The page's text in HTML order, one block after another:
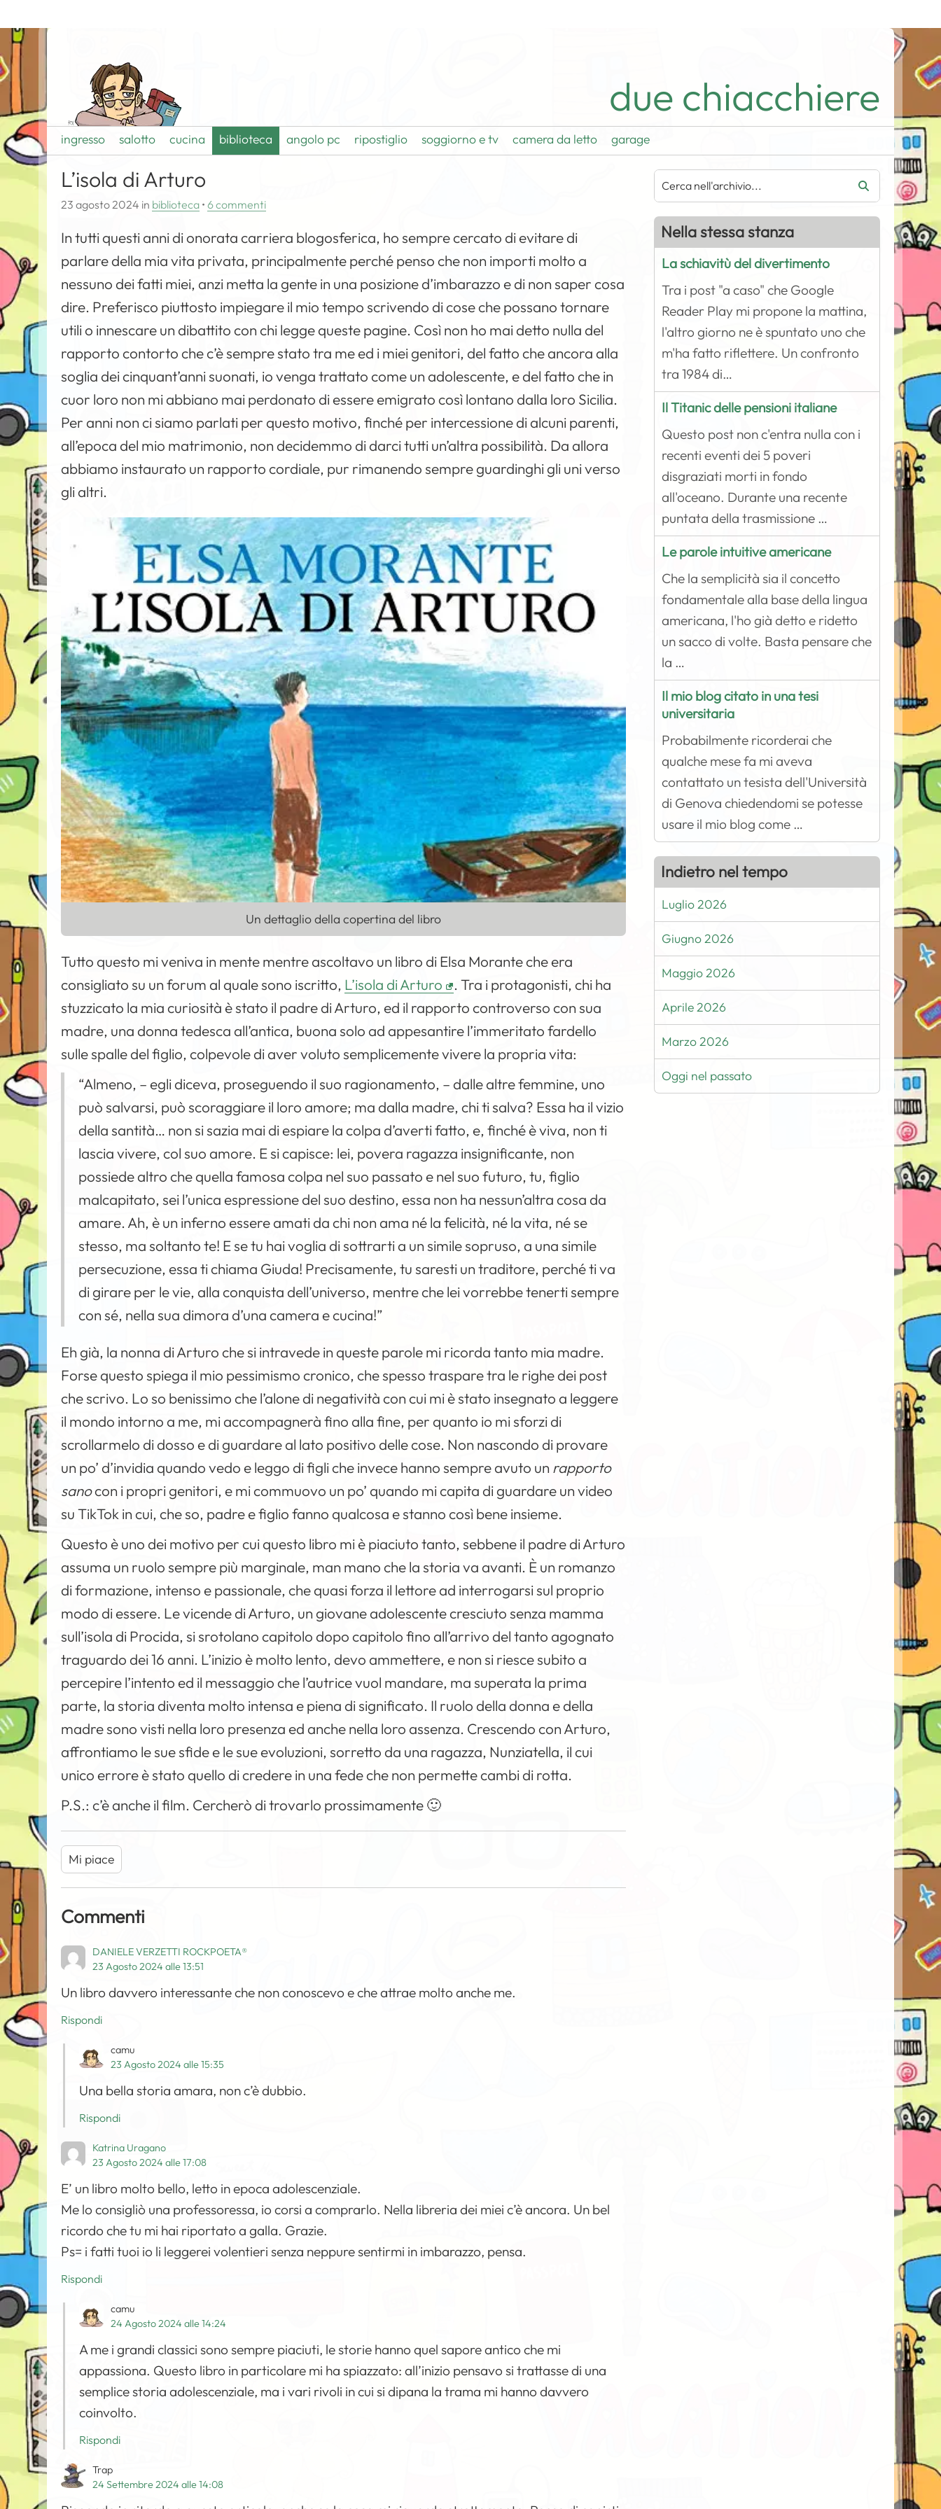
due chiacchiere
ingresso salotto cucina biblioteca angolo pc ripostiglio soggiorno e tv camera da letto garage
L’isola di Arturo
23 agosto 2024 in biblioteca • 6 commenti
In tutti questi anni di onorata carriera blogosferica, ho sempre cercato di evitare di
parlare della mia vita privata, principalmente perché penso che non importi molto a
nessuno dei fatti miei, anzi metta la gente in una posizione d’imbarazzo e di non saper cosa
dire. Preferisco piuttosto impiegare il mio tempo scrivendo di cose che possano tornare
utili o innescare un dibattito con chi legge queste pagine. Così non ho mai detto nulla del
rapporto contorto che c’è sempre stato tra me ed i miei genitori, del fatto che ancora alla
soglia dei cinquant’anni suonati, io venga trattato come un adolescente, e del fatto che in
cuor loro non mi abbiano mai perdonato di essere emigrato così lontano dalla loro Sicilia.
Per anni non ci siamo parlati per questo motivo, finché per intercessione di alcuni parenti,
all’epoca del mio matrimonio, non decidemmo di darci tutti un’altra possibilità. Da allora
abbiamo instaurato un rapporto cordiale, pur rimanendo sempre guardinghi gli uni verso
gli altri.
Un dettaglio della copertina del libro
Tutto questo mi veniva in mente mentre ascoltavo un libro di Elsa Morante che era
consigliato su un forum al quale sono iscritto, L’isola di Arturo
. Tra i protagonisti, chi ha
stuzzicato la mia curiosità è stato il padre di Arturo, ed il rapporto controverso con sua
madre, una donna tedesca all’antica, buona solo ad appesantire l’immeritato fardello
sulle spalle del figlio, colpevole di aver voluto semplicemente vivere la propria vita:
“Almeno, – egli diceva, proseguendo il suo ragionamento, – dalle altre femmine, uno
può salvarsi, può scoraggiare il loro amore; ma dalla madre, chi ti salva? Essa ha il vizio
della santità… non si sazia mai di espiare la colpa d’averti fatto, e, finché è viva, non ti
lascia vivere, col suo amore. E si capisce: lei, povera ragazza insignificante, non
possiede altro che quella famosa colpa nel suo passato e nel suo futuro, tu, figlio
malcapitato, sei l’unica espressione del suo destino, essa non ha nessun’altra cosa da
amare. Ah, è un inferno essere amati da chi non ama né la felicità, né la vita, né se
stesso, ma soltanto te! E se tu hai voglia di sottrarti a un simile sopruso, a una simile
persecuzione, essa ti chiama Giuda! Precisamente, tu saresti un traditore, perché ti va
di girare per le vie, alla conquista dell’universo, mentre che lei vorrebbe tenerti sempre
con sé, nella sua dimora d’una camera e cucina!”
Eh già, la nonna di Arturo che si intravede in queste parole mi ricorda tanto mia madre.
Forse questo spiega il mio pessimismo cronico, che spesso traspare tra le righe dei post
che scrivo. Lo so benissimo che l’alone di negatività con cui mi è stato insegnato a leggere
il mondo intorno a me, mi accompagnerà fino alla fine, per quanto io mi sforzi di
scrollarmelo di dosso e di guardare al lato positivo delle cose. Non nascondo di provare
un po’ d’invidia quando vedo e leggo di figli che invece hanno sempre avuto un rapporto
sanocon i propri genitori, e mi commuovo un po’ quando mi capita di guardare un video
su TikTok in cui, che so, padre e figlio fanno qualcosa e stanno così bene insieme.
Questo è uno dei motivo per cui questo libro mi è piaciuto tanto, sebbene il padre di Arturo
assuma un ruolo sempre più marginale, man mano che la storia va avanti. È un romanzo
di formazione, intenso e passionale, che quasi forza il lettore ad interrogarsi sul proprio
modo di essere. Le vicende di Arturo, un giovane adolescente cresciuto senza mamma
sull’isola di Procida, si srotolano capitolo dopo capitolo fino all’arrivo del tanto agognato
traguardo dei 16 anni. L’inizio è molto lento, devo ammettere, e non si riesce subito a
percepire l’intento ed il messaggio che l’autrice vuol mandare, ma superata la prima
parte, la storia diventa molto intensa e piena di significato. Il ruolo della donna e della
madre sono visti nella loro presenza ed anche nella loro assenza. Crescendo con Arturo,
affrontiamo le sue sfide e le sue evoluzioni, sorretto da una ragazza, Nunziatella, il cui
unico errore è stato quello di credere in una fede che non permette cambi di rotta.
P.S.: c’è anche il film. Cercherò di trovarlo prossimamente 🙂
Mi piace
Commenti
DANIELE VERZETTI ROCKPOETA®
23 Agosto 2024 alle 13:51
Un libro davvero interessante che non conoscevo e che attrae molto anche me.
Rispondi
camu
23 Agosto 2024 alle 15:35
Una bella storia amara, non c’è dubbio.
Rispondi
Katrina Uragano
23 Agosto 2024 alle 17:08
E’ un libro molto bello, letto in epoca adolescenziale.
Me lo consigliò una professoressa, io corsi a comprarlo. Nella libreria dei miei c’è ancora. Un bel
ricordo che tu mi hai riportato a galla. Grazie.
Ps= i fatti tuoi io li leggerei volentieri senza neppure sentirmi in imbarazzo, pensa.
Rispondi
camu
24 Agosto 2024 alle 14:24
A me i grandi classici sono sempre piaciuti, le storie hanno quel sapore antico che mi
appassiona. Questo libro in particolare mi ha spiazzato: all’inizio pensavo si trattasse di una
semplice storia adolescenziale, ma i vari rivoli in cui si dipana la trama mi hanno davvero
coinvolto.
Rispondi
Trap
24 Settembre 2024 alle 14:08
Nella stessa stanza
La schiavitù del divertimento
Tra i post "a caso" che Google
Reader Play mi propone la mattina,
l'altro giorno ne è spuntato uno che
m'ha fatto riflettere. Un confronto
tra 1984 di…
Il Titanic delle pensioni italiane
Questo post non c'entra nulla con i
recenti eventi dei 5 poveri
disgraziati morti in fondo
all'oceano. Durante una recente
puntata della trasmissione …
Le parole intuitive americane
Che la semplicità sia il concetto
fondamentale alla base della lingua
americana, l'ho già detto e ridetto
un sacco di volte. Basta pensare che
la …
Il mio blog citato in una tesi
universitaria
Probabilmente ricorderai che
qualche mese fa mi aveva
contattato un tesista dell'Università
di Genova chiedendomi se potesse
usare il mio blog come …
Indietro nel tempo
Luglio 2026
Giugno 2026
Maggio 2026
Aprile 2026
Marzo 2026
Oggi nel passato